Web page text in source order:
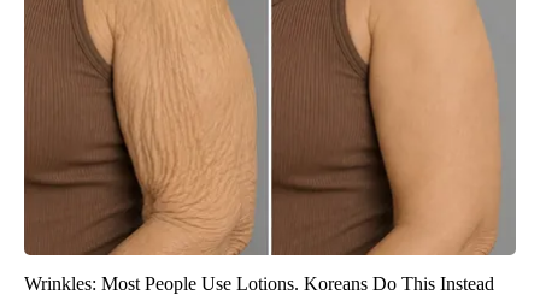
Wrinkles: Most People Use Lotions. Koreans Do This Instead